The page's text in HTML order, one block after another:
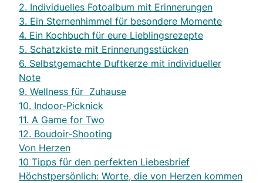
2. Individuelles Fotoalbum mit Erinnerungen
3. Ein Sternenhimmel für besondere Momente
4. Ein Kochbuch für eure Lieblingsrezepte
5. Schatzkiste mit Erinnerungsstücken
6. Selbstgemachte Duftkerze mit individueller
Note
9. Wellness für Zuhause
10. Indoor-Picknick
11. A Game for Two
12. Boudoir-Shooting
Von Herzen
10 Tipps für den perfekten Liebesbrief
Höchstpersönlich: Worte, die von Herzen kommen